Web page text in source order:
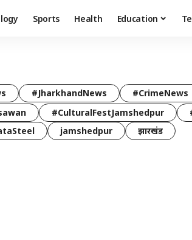
Sports Health Education
#JharkhandNews #CrimeNews
#CulturalFestJamshedpur
jamshedpur झारखंड